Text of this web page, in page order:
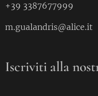
+39 3387677999
m.gualandris@alice.it
Iscriviti alla